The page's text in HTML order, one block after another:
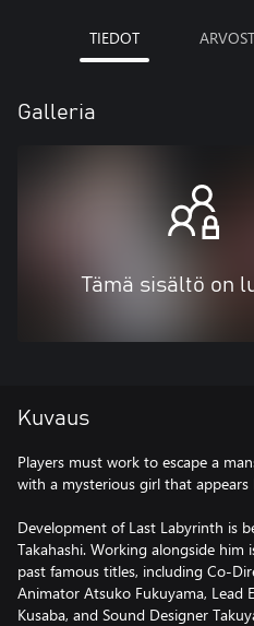
TIEDOT
Galleria
Tämä sisältö on
Kuvaus
Players must work to escape a
with a mysterious girl that appears
Development of Last Labyrinth is
Takahashi. Working alongside him
past famous titles, including Co-
Animator Atsuko Fukuyama, Lead
Kusaba, and Sound Designer